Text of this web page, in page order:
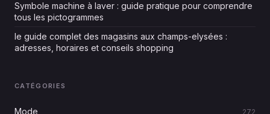
Symbole machine à laver : guide pratique pour comprendre
tous les pictogrammes
le guide complet des magasins aux champs-elysées :
adresses, horaires et conseils shopping
CATÉGORIES
Mode 272